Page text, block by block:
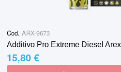
Cod. ARX-9673
Additivo Pro Extreme Diesel
15,80 €